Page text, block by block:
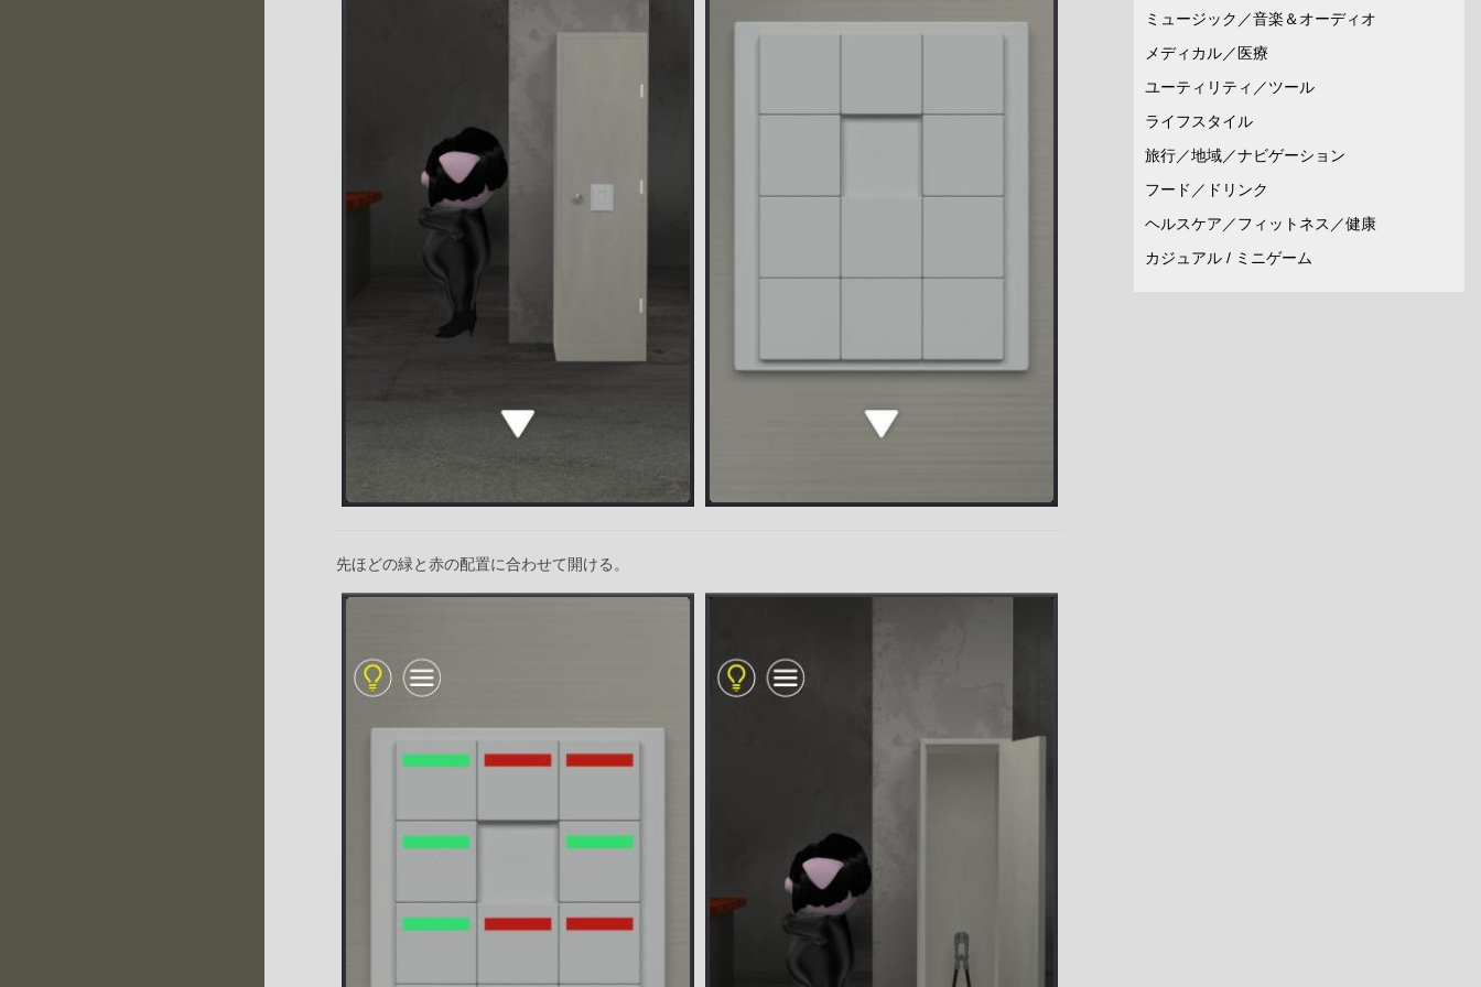
先ほどの緑と赤の配置に合わせて開ける。
ミュージック／音楽＆オーディオ
メディカル／医療
ユーティリティ／ツール
ライフスタイル
旅行／地域／ナビゲーション
フード／ドリンク
ヘルスケア／フィットネス／健康
カジュアル / ミニゲーム